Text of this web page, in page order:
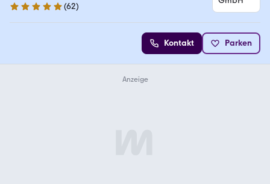
5 Sterne
(62)
Kontakt Parken